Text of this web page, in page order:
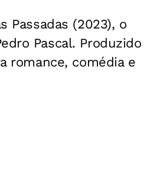
Passadas (2023), o
Pascal. Produzido
romance, comédia e